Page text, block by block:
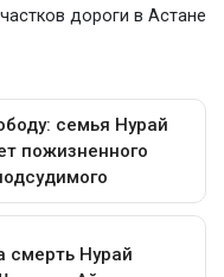
дороги в Астане